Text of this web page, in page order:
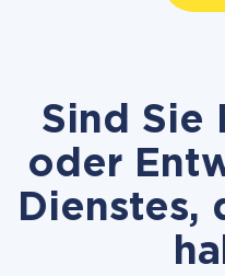
Sind Sie
oder
Dienstes,